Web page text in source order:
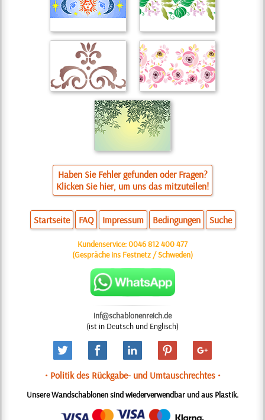
Haben Sie Fehler gefunden oder Fragen?
Klicken Sie hier, um uns das mitzuteilen!
Startseite FAQ Impressum Bedingungen Suche
Kundenservice:0046 812 400 477
(Gespräche ins Festnetz / Schweden)
inf@schablonenreich.de
(ist in Deutsch und Englisch)
• Politik des Rückgabe- und Umtauschrechtes •
Unsere Wandschablonen sind wiederverwendbar und aus Plastik.